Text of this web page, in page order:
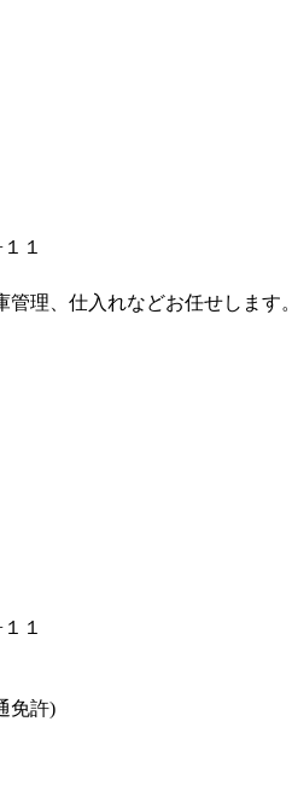
１
理、仕入れなどお任せします。
１
免許)